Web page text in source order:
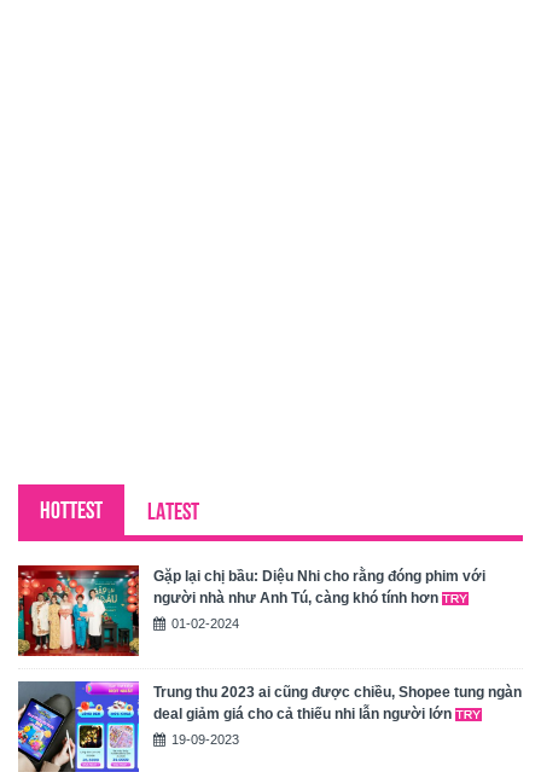
HOTTEST LATEST
Gặp lại chị bầu: Diệu Nhi cho rằng đóng phim với
người nhà như Anh Tú, càng khó tính hơn
01-02-2024
Trung thu 2023 ai cũng được chiều, Shopee tung ngàn
deal giảm giá cho cả thiếu nhi lẫn người lớn
19-09-2023